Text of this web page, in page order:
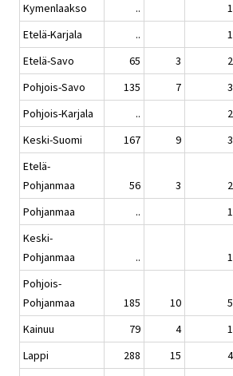
Kymenlaakso
..
Etelä-Karjala
..
Etelä-Savo
65 3
Pohjois-Savo
135 7
Pohjois-Karjala
..
Keski-Suomi
167 9
Etelä-
Pohjanmaa
56 3
Pohjanmaa
..
Keski-
Pohjanmaa
..
Pohjois-
Pohjanmaa
185 10
Kainuu
79 4
Lappi
288 15